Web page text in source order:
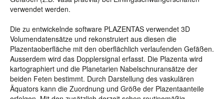
verwendet werden.
Die zu entwickelnde software PLAZENTAS verwendet 3D
Volumendatensätze und rekonstruiert aus diesen die
Plazentaoberfläche mit den oberflächlich verlaufenden Gefäßen.
Ausserdem wird das Dopplersignal erfasst. Die Plazenta wird
kartographiert und die Planetarien Nabelschnuransätze der
beiden Feten bestimmt. Durch Darstellung des vaskulären
Äquators kann die Zuordnung und Größe der Plazentaanteile